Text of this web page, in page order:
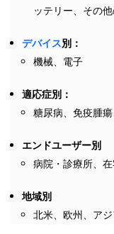
ッテリー、その
デバイス別：
機械、電子
適応症別：
糖尿病、免疫腫
エンドユーザー別
病院・診療所、
地域別
北米、欧州、ア